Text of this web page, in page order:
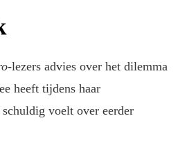
lezers advies over het dilemma
heeft tijdens haar
voelt over eerder